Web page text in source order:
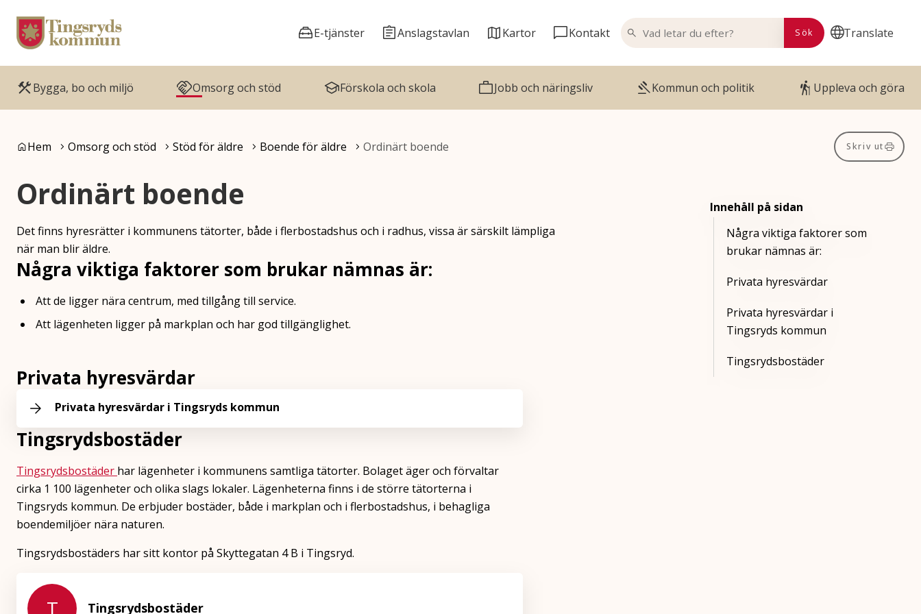
Gå till innehåll
Gå till huvudmeny
Translate
E-tjänster Anslagstavlan Kartor Kontakt
VAD LETAR DU EFTER?
Sök
Bygga, bo och miljö Omsorg och stöd Förskola och skola Jobb och näringsliv Kommun och politik Uppleva och göra
Du är här:
Hem Omsorg och stöd Stöd för äldre Boende för äldre Ordinärt boende Skriv ut
Ordinärt boende
Det finns hyresrätter i kommunens tätorter, både i flerbostadshus och i radhus, vissa är särskilt lämpliga
när man blir äldre.
Några viktiga faktorer som brukar nämnas är:
Att de ligger nära centrum, med tillgång till service.
Att lägenheten ligger på markplan och har god tillgänglighet.
Privata hyresvärdar
Privata hyresvärdar i Tingsryds kommun
Tingsrydsbostäder
Tingsrydsbostäder har lägenheter i kommunens samtliga tätorter. Bolaget äger och förvaltar
cirka 1 100 lägenheter och olika slags lokaler. Lägenheterna finns i de större tätorterna i
Tingsryds kommun. De erbjuder bostäder, både i markplan och i flerbostadshus, i behagliga
boendemiljöer nära naturen.
Tingsrydsbostäders har sitt kontor på Skyttegatan 4 B i Tingsryd.
T Tingsrydsbostäder
Innehåll på sidan
Några viktiga faktorer som
brukar nämnas är:
Privata hyresvärdar
Privata hyresvärdar i
Tingsryds kommun
Tingsrydsbostäder